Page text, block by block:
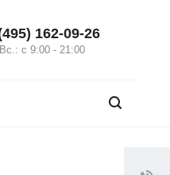
162-09-26
с 9:00 - 21:00